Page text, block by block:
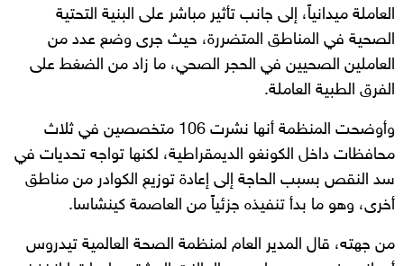
العاملة ميدانياً، إلى جانب تأثير مباشر على البنية التحتية
الصحية في المناطق المتضررة، حيث جرى وضع عدد من
العاملين الصحيين في الحجر الصحي، ما زاد من الضغط على
الفرق الطبية العاملة.
وأوضحت المنظمة أنها نشرت 106 متخصصين في ثلاث
محافظات داخل الكونغو الديمقراطية، لكنها تواجه تحديات في
سد النقص بسبب الحاجة إلى إعادة توزيع الكوادر من مناطق
أخرى، وهو ما بدأ تنفيذه جزئياً من العاصمة كينشاسا.
من جهته، قال المدير العام لمنظمة الصحة العالمية تيدروس